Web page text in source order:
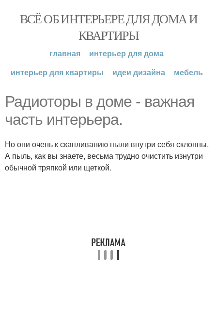
ВСЁ ОБ ИНТЕРЬЕРЕ ДЛЯ ДОМА И
КВАРТИРЫ
главная
интерьер для дома
интерьер для квартиры
идеи дизайна мебель
Радиоторы в доме - важная
часть интерьера.
Но они очень к скапливанию пыли внутри себя склонны.
А пыль, как вы знаете, весьма трудно очистить изнутри
обычной тряпкой или щеткой.